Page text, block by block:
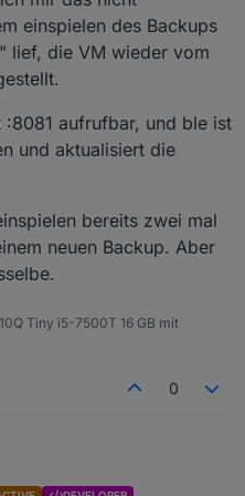
einspielen des Backups
lief, die VM wieder vom
aufrufbar, und ble ist
und aktualisiert die
bereits zwei mal
neuen Backup. Aber
Tiny i5-7500T 16 GB mit
0